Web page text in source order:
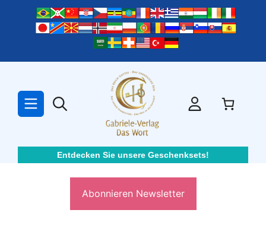
springen
Entdecken Sie unsere Geschenksets!
Abonnieren Newsletter